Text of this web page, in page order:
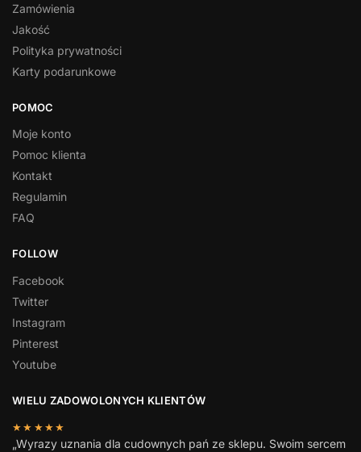
Zamówienia
Jakość
Polityka prywatności
Karty podarunkowe
POMOC
Moje konto
Pomoc klienta
Kontakt
Regulamin
FAQ
FOLLOW
Facebook
Twitter
Instagram
Pinterest
Youtube
WIELU ZADOWOLONYCH KLIENTÓW
★★★★★
„Wyrazy uznania dla cudownych pań ze sklepu. Swoim sercem